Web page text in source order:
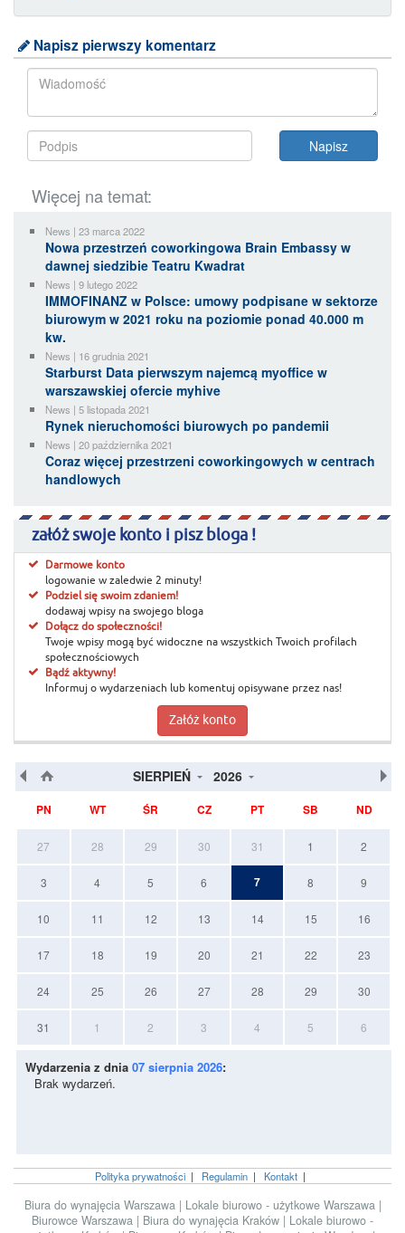
Napisz pierwszy komentarz
Więcej na temat:
News | 23 marca 2022
Nowa przestrzeń coworkingowa Brain Embassy w
dawnej siedzibie Teatru Kwadrat
News | 9 lutego 2022
IMMOFINANZ w Polsce: umowy podpisane w sektorze
biurowym w 2021 roku na poziomie ponad 40.000 m
kw.
News | 16 grudnia 2021
Starburst Data pierwszym najemcą myoffice w
warszawskiej ofercie myhive
News | 5 listopada 2021
Rynek nieruchomości biurowych po pandemii
News | 20 października 2021
Coraz więcej przestrzeni coworkingowych w centrach
handlowych
załóż swoje konto i pisz bloga !
Darmowe konto
logowanie w zaledwie 2 minuty!
Podziel się swoim zdaniem!
dodawaj wpisy na swojego bloga
Dołącz do społeczności!
Twoje wpisy mogą być widoczne na wszystkich Twoich profilach
społecznościowych
Bądź aktywny!
Informuj o wydarzeniach lub komentuj opisywane przez nas!
Załóż konto
SIERPIEŃ 2026
PN WT ŚR CZ PT SB ND
27 28 29 30 31 1 2
3 4 5 6 7 8 9
10 11 12 13 14 15 16
17 18 19 20 21 22 23
24 25 26 27 28 29 30
31 1 2 3 4 5 6
Wydarzenia z dnia 07 sierpnia 2026:
Brak wydarzeń.
Polityka prywatności| Regulamin| Kontakt|
Biura do wynajęcia Warszawa | Lokale biurowo - użytkowe Warszawa |
Biurowce Warszawa | Biura do wynajęcia Kraków | Lokale biurowo -